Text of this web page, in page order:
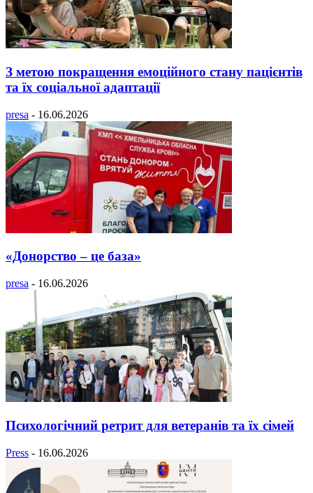
З метою покращення емоційного стану пацієнтів
та їх соціальної адаптації
presa - 16.06.2026
«Донорство – це база»
presa - 16.06.2026
Психологічний ретрит для ветеранів та їх сімей
Press - 16.06.2026